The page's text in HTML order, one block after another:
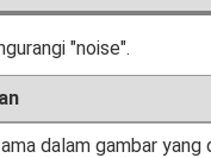
"noise".
dalam gambar yang